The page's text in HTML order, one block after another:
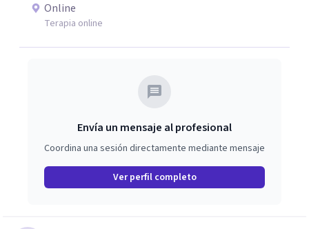
emociones, integrando herramientas basadas en
evidencia con una comprensión profunda de la historia y
Online
Terapia online
Envía un mensaje al profesional
Coordina una sesión directamente mediante mensaje
Ver perfil completo